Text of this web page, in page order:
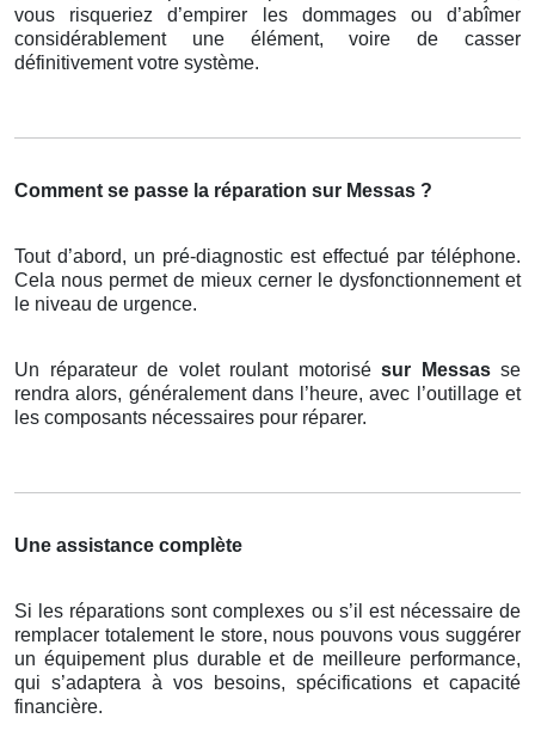
vous risqueriez d’empirer les dommages ou d’abîmer
considérablement une élément, voire de casser
définitivement votre système.
Comment se passe la réparation sur Messas ?
Tout d’abord, un pré-diagnostic est effectué par téléphone.
Cela nous permet de mieux cerner le dysfonctionnement et
le niveau de urgence.
Un réparateur de volet roulant motorisé sur Messas se
rendra alors, généralement dans l’heure, avec l’outillage et
les composants nécessaires pour réparer.
Une assistance complète
Si les réparations sont complexes ou s’il est nécessaire de
remplacer totalement le store, nous pouvons vous suggérer
un équipement plus durable et de meilleure performance,
qui s’adaptera à vos besoins, spécifications et capacité
financière.